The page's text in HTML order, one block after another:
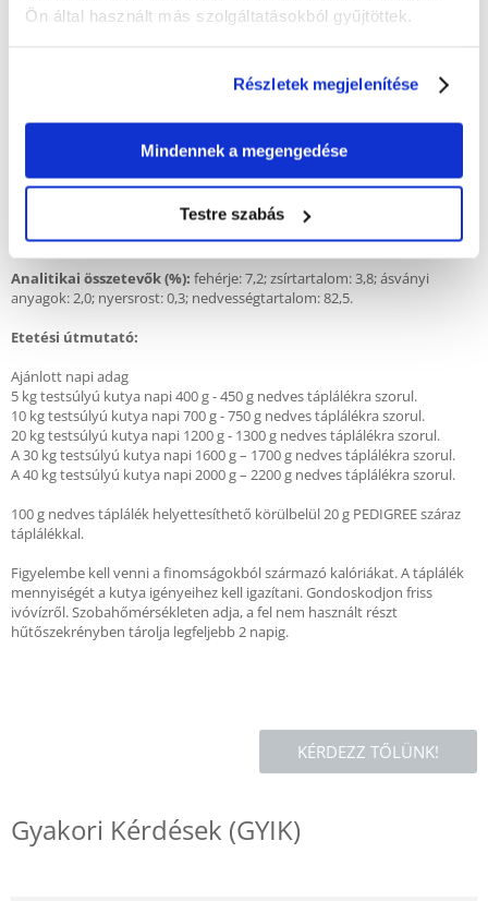
Ön által használt más szolgáltatásokból gyűjtöttek.
Részletek megjelenítése
Mindennek a megengedése
Testre szabás
Marhahús és máj keverékével. Összetétel:hús és állati eredetű
(beleértve 0,5% szárított cukorrépa-pép). *97% természetes eredetű.
Kalóriaérték: 77 kcal/100 g
Adalékanyagok / 1 kg:Táplálék-adalékanyagok: D₃-vitamin: 300 NE, E-
vitamin: 20,0 mg, réz (réz-sulfát (II), ötvözött): 1,5 mg, jód (jód-kalcium,
(mangán-szulfát, monohydrat): 1,8 mg, cink (cink-szulfát, monohydrat):
19,5 mg / Technológiai adalékanyagok: Kasszia gumi: 2100 mg.
Analitikai összetevők (%): fehérje: 7,2; zsírtartalom: 3,8; ásványi
anyagok: 2,0; nyersrost: 0,3; nedvességtartalom: 82,5.
Etetési útmutató:
Ajánlott napi adag
5 kg testsúlyú kutya napi 400 g - 450 g nedves táplálékra szorul.
10 kg testsúlyú kutya napi 700 g - 750 g nedves táplálékra szorul.
20 kg testsúlyú kutya napi 1200 g - 1300 g nedves táplálékra szorul.
A 30 kg testsúlyú kutya napi 1600 g – 1700 g nedves táplálékra szorul.
A 40 kg testsúlyú kutya napi 2000 g – 2200 g nedves táplálékra szorul.
100 g nedves táplálék helyettesíthető körülbelül 20 g PEDIGREE száraz
táplálékkal.
Figyelembe kell venni a finomságokból származó kalóriákat. A táplálék
mennyiségét a kutya igényeihez kell igazítani. Gondoskodjon friss
ivóvízről. Szobahőmérsékleten adja, a fel nem használt részt
hűtőszekrényben tárolja legfeljebb 2 napig.
KÉRDEZZ TŐLÜNK!
Gyakori Kérdések (GYIK)